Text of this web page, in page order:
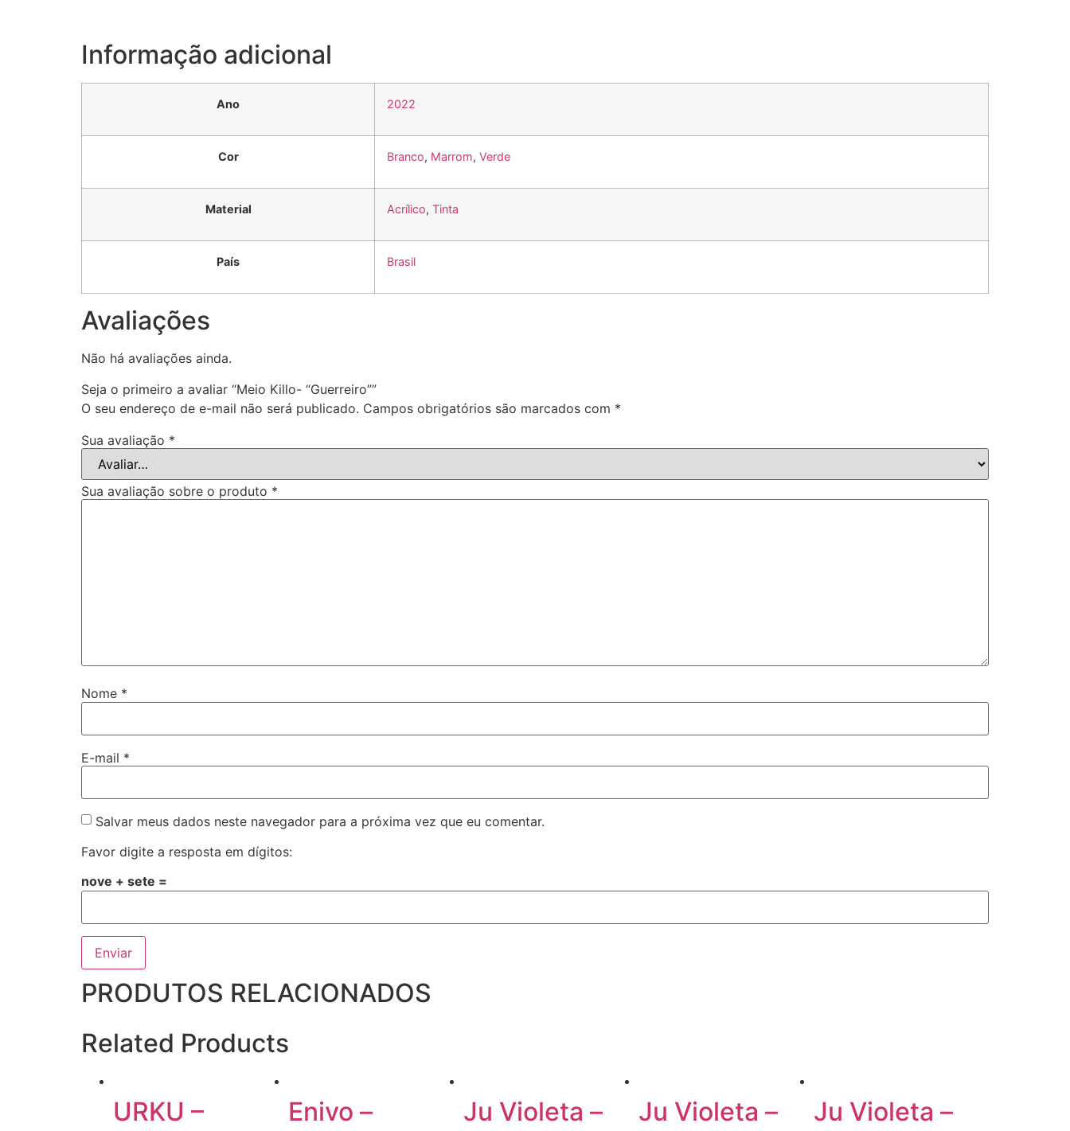
Informação adicional
Ano 2022
Cor Branco, Marrom, Verde
Material Acrílico, Tinta
País Brasil
Avaliações
Não há avaliações ainda.
Seja o primeiro a avaliar “Meio Killo- “Guerreiro””
O seu endereço de e-mail não será publicado. Campos obrigatórios são marcados com *
Sua avaliação *
Sua avaliação sobre o produto *
Nome *
E-mail *
Salvar meus dados neste navegador para a próxima vez que eu comentar.
Favor digite a resposta em dígitos:
nove + sete =
PRODUTOS RELACIONADOS
Related Products
URKU –
Enivo –
Ju Violeta –
Ju Violeta –
Ju Violeta –